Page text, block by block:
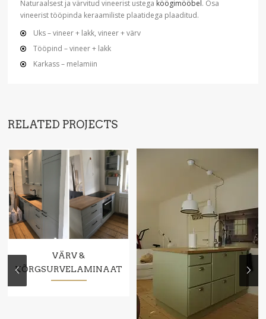
Naturaalsest ja värvitud vineerist ustega köögimööbel. Osa
vineerist tööpinda keraamiliste plaatidega plaaditud.
Uks – vineer + lakk, vineer + värv
Tööpind – vineer + lakk
Karkass – melamiin
RELATED PROJECTS
VÄRV &
KÕRGSURVELAMINAAT